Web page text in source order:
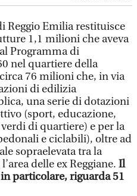
Reggio Emilia restituisce
1,1 milioni che aveva
Programma di
nel quartiere della
76 milioni che, in via
di edilizia
una serie di dotazioni
(sport, educazione,
di quartiere) e per la
e ciclabili), oltre ad
sopraelevata tra la
delle ex Reggiane. Il
particolare, riguarda 51